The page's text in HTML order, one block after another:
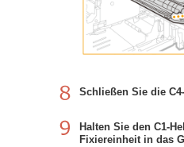
Schließen Sie die
Halten Sie den C1-
Fixiereinheit in das